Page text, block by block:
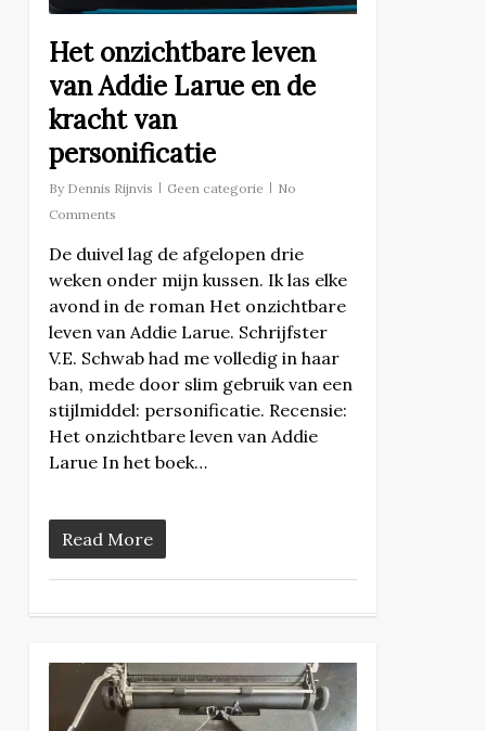
Het onzichtbare leven
van Addie Larue en de
kracht van
personificatie
By Dennis Rijnvis Geen categorie
No
Comments
De duivel lag de afgelopen drie
weken onder mijn kussen. Ik las elke
avond in de roman Het onzichtbare
leven van Addie Larue. Schrijfster
V.E. Schwab had me volledig in haar
ban, mede door slim gebruik van een
stijlmiddel: personificatie. Recensie:
Het onzichtbare leven van Addie
Larue In het boek…
Read More